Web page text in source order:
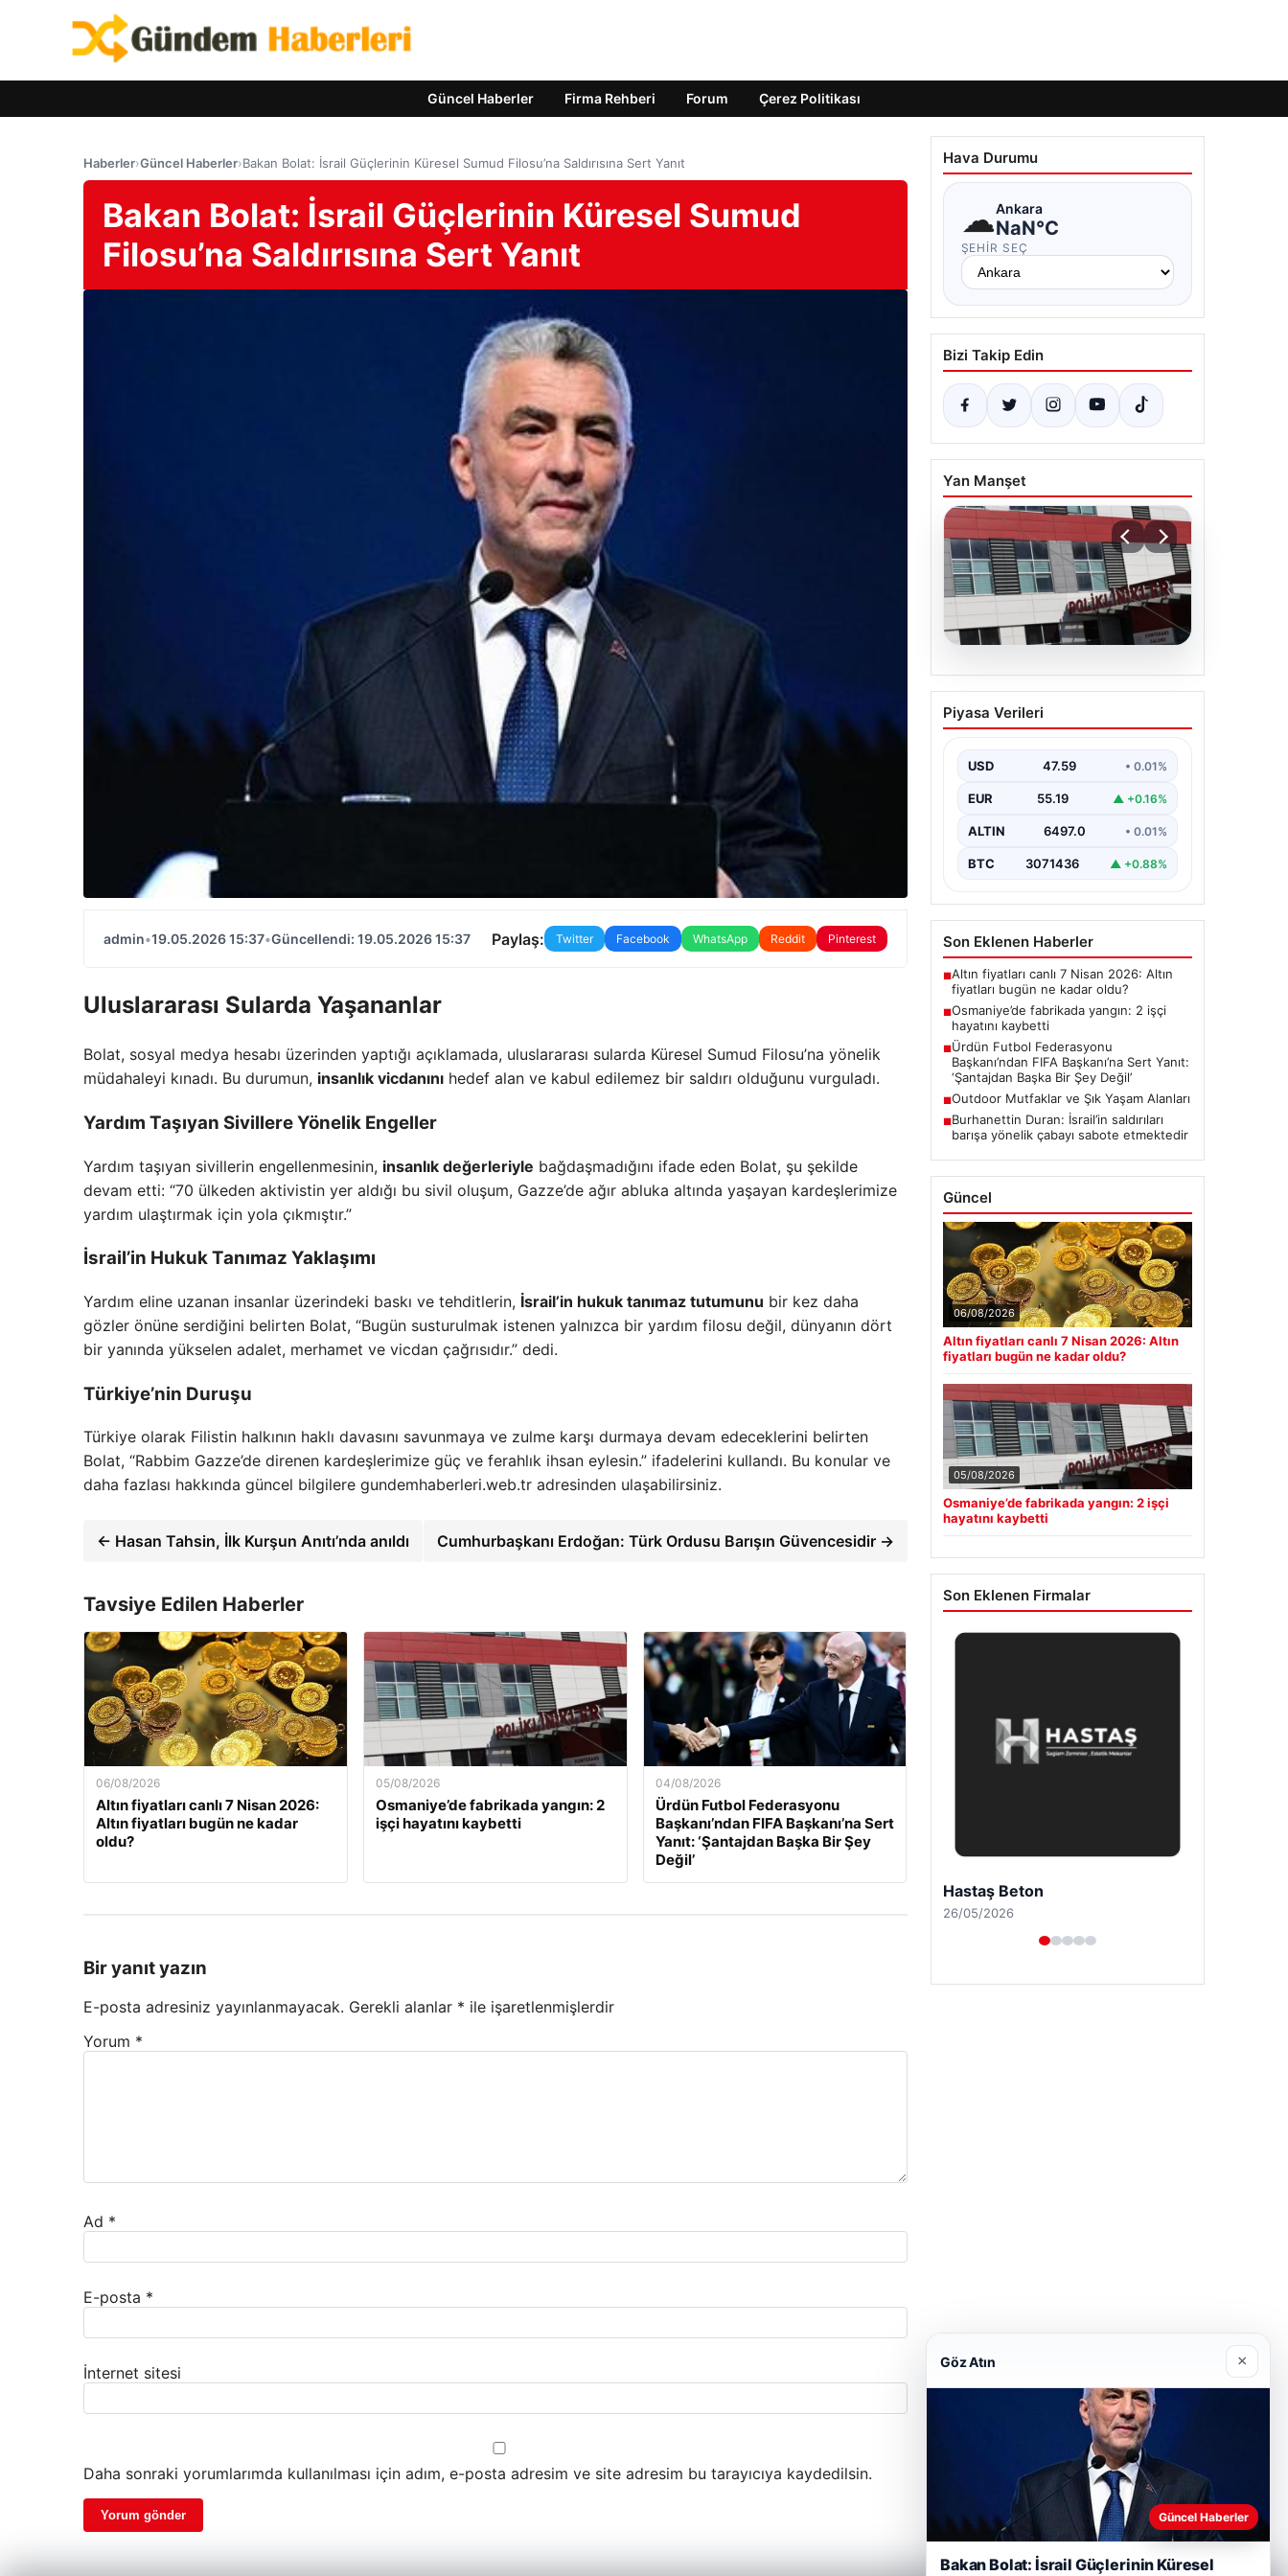
Güncel Haberler Firma Rehberi Forum Çerez Politikası
Haberler›Güncel Haberler›Bakan Bolat: İsrail Güçlerinin Küresel Sumud Filosu’na Saldırısına Sert Yanıt
Bakan Bolat: İsrail Güçlerinin Küresel Sumud
Filosu’na Saldırısına Sert Yanıt
admin•19.05.2026 15:37•Güncellendi: 19.05.2026 15:37 Paylaş: Twitter Facebook WhatsApp Reddit Pinterest
Uluslararası Sularda Yaşananlar
Bolat, sosyal medya hesabı üzerinden yaptığı açıklamada, uluslararası sularda Küresel Sumud Filosu’na yönelik
müdahaleyi kınadı. Bu durumun, insanlık vicdanını hedef alan ve kabul edilemez bir saldırı olduğunu vurguladı.
Yardım Taşıyan Sivillere Yönelik Engeller
Yardım taşıyan sivillerin engellenmesinin, insanlık değerleriyle bağdaşmadığını ifade eden Bolat, şu şekilde
devam etti: “70 ülkeden aktivistin yer aldığı bu sivil oluşum, Gazze’de ağır abluka altında yaşayan kardeşlerimize
yardım ulaştırmak için yola çıkmıştır.”
İsrail’in Hukuk Tanımaz Yaklaşımı
Yardım eline uzanan insanlar üzerindeki baskı ve tehditlerin, İsrail’in hukuk tanımaz tutumunu bir kez daha
gözler önüne serdiğini belirten Bolat, “Bugün susturulmak istenen yalnızca bir yardım filosu değil, dünyanın dört
bir yanında yükselen adalet, merhamet ve vicdan çağrısıdır.” dedi.
Türkiye’nin Duruşu
Türkiye olarak Filistin halkının haklı davasını savunmaya ve zulme karşı durmaya devam edeceklerini belirten
Bolat, “Rabbim Gazze’de direnen kardeşlerimize güç ve ferahlık ihsan eylesin.” ifadelerini kullandı. Bu konular ve
daha fazlası hakkında güncel bilgilere gundemhaberleri.web.tr adresinden ulaşabilirsiniz.
← Hasan Tahsin, İlk Kurşun Anıtı’nda anıldı Cumhurbaşkanı Erdoğan: Türk Ordusu Barışın Güvencesidir →
Tavsiye Edilen Haberler
06/08/2026
Altın fiyatları canlı 7 Nisan 2026:
Altın fiyatları bugün ne kadar
oldu?
05/08/2026
Osmaniye’de fabrikada yangın: 2
işçi hayatını kaybetti
04/08/2026
Ürdün Futbol Federasyonu
Başkanı’ndan FIFA Başkanı’na Sert
Yanıt: ‘Şantajdan Başka Bir Şey
Değil’
Bir yanıt yazın
E-posta adresiniz yayınlanmayacak. Gerekli alanlar * ile işaretlenmişlerdir
Yorum *
Ad *
E-posta *
İnternet sitesi
Daha sonraki yorumlarımda kullanılması için adım, e-posta adresim ve site adresim bu tarayıcıya kaydedilsin.
Hava Durumu
☁Ankara
NaN°C
ŞEHIR SEÇ
Bizi Takip Edin
Yan Manşet
05.08.2026
Osmaniye’de fabrikada
yangın: 2 işçi hayatını
Piyasa Verileri
USD 47.59 • 0.01%
EUR 55.19 ▲ +0.16%
ALTIN 6497.0 • 0.01%
BTC 3071436 ▲ +0.88%
Son Eklenen Haberler
■Altın fiyatları canlı 7 Nisan 2026: Altın
fiyatları bugün ne kadar oldu?
■Osmaniye’de fabrikada yangın: 2 işçi
hayatını kaybetti
■Ürdün Futbol Federasyonu
Başkanı’ndan FIFA Başkanı’na Sert Yanıt:
‘Şantajdan Başka Bir Şey Değil’
■Outdoor Mutfaklar ve Şık Yaşam Alanları
■Burhanettin Duran: İsrail’in saldırıları
barışa yönelik çabayı sabote etmektedir
Güncel
06/08/2026
Altın fiyatları canlı 7 Nisan 2026: Altın
fiyatları bugün ne kadar oldu?
05/08/2026
Osmaniye’de fabrikada yangın: 2 işçi
hayatını kaybetti
Son Eklenen Firmalar
Enes Kaplan Avukatlık Bürosu
28/04/2026
Göz Atın ×
Güncel Haberler
Bakan Bolat: İsrail Güçlerinin Küresel